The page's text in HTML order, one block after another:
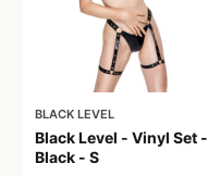
BLACK LEVEL
Black Level - Vinyl Set -
Black - S